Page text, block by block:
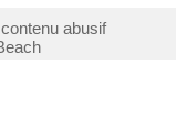
abusif